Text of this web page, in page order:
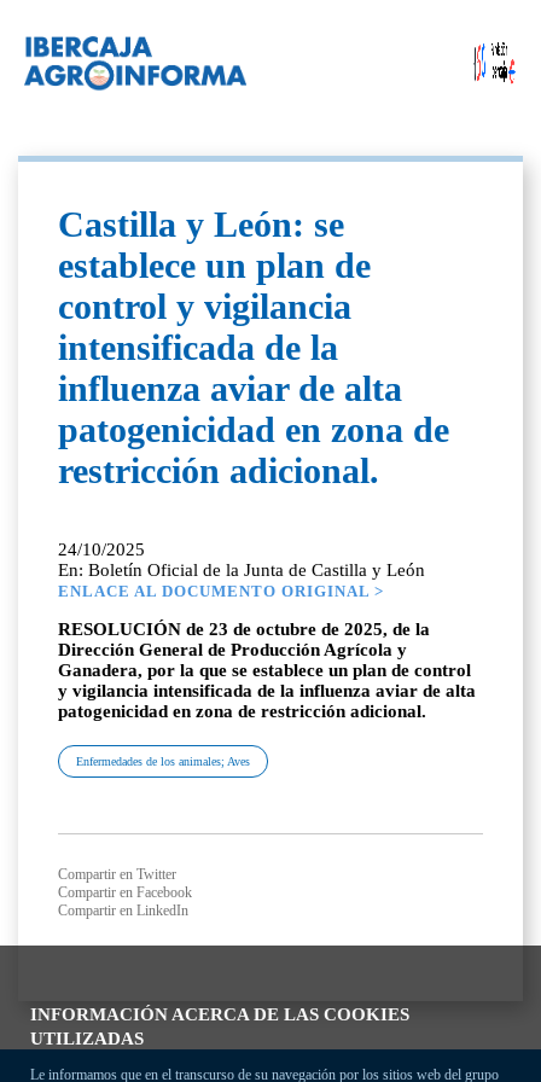
INFORMACIÓN ACERCA DE LAS COOKIES
UTILIZADAS
Le informamos que en el transcurso de su navegación por los sitios web del grupo
Castilla y León: se
establece un plan de
control y vigilancia
intensificada de la
influenza aviar de alta
patogenicidad en zona de
restricción adicional.
24/10/2025
En: Boletín Oficial de la Junta de Castilla y León
ENLACE AL DOCUMENTO ORIGINAL >
RESOLUCIÓN de 23 de octubre de 2025, de la
Dirección General de Producción Agrícola y
Ganadera, por la que se establece un plan de control
y vigilancia intensificada de la influenza aviar de alta
patogenicidad en zona de restricción adicional.
Enfermedades de los animales; Aves
Compartir en Twitter
Compartir en Facebook
Compartir en LinkedIn